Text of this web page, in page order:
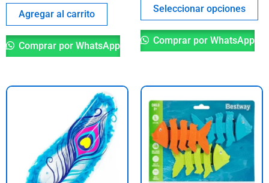
Agregar al carrito
Comprar por WhatsApp
Seleccionar opciones
Comprar por WhatsApp